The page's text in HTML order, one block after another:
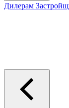
Дилерам